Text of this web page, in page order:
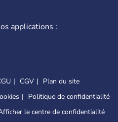
applications :
CGV
Plan du site
Politique de confidentialité
le centre de confidentialité